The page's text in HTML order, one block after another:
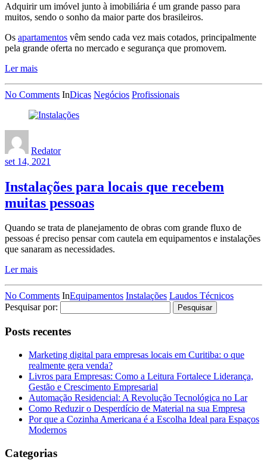
Adquirir um imóvel junto à imobiliária é um grande passo para
muitos, sendo o sonho da maior parte dos brasileiros.
Os apartamentos vêm sendo cada vez mais cotados, principalmente
pela grande oferta no mercado e segurança que promovem.
Ler mais
No Comments InDicas Negócios Profissionais
Redator
set 14, 2021
Instalações para locais que recebem
muitas pessoas
Quando se trata de planejamento de obras com grande fluxo de
pessoas é preciso pensar com cautela em equipamentos e instalações
que sanaram as necessidades.
Ler mais
No Comments InEquipamentos Instalações Laudos Técnicos
Pesquisar por:
Posts recentes
Marketing digital para empresas locais em Curitiba: o que
realmente gera venda?
Livros para Empresas: Como a Leitura Fortalece Liderança,
Gestão e Crescimento Empresarial
Automação Residencial: A Revolução Tecnológica no Lar
Como Reduzir o Desperdício de Material na sua Empresa
Por que a Cozinha Americana é a Escolha Ideal para Espaços
Modernos
Categorias